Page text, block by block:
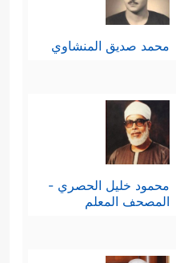
محمد صديق المنشاوي
محمود خليل الحصري -
المصحف المعلم